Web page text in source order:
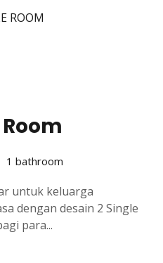
ROOM
1 bathroom
untuk keluarga
dengan desain 2 Single
para...